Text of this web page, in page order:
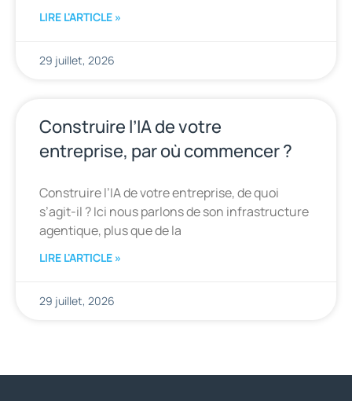
LIRE L'ARTICLE »
29 juillet, 2026
Construire l’IA de votre
entreprise, par où commencer ?
Construire l’IA de votre entreprise, de quoi
s’agit-il ? Ici nous parlons de son infrastructure
agentique, plus que de la
LIRE L'ARTICLE »
29 juillet, 2026